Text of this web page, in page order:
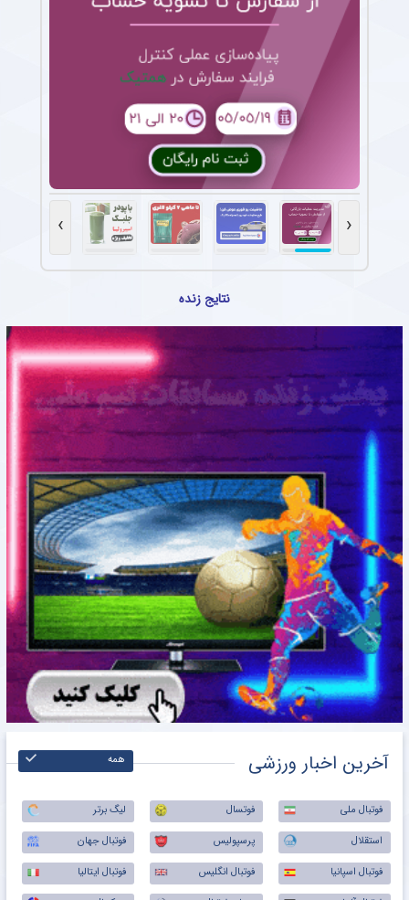
‹
›
نتایج زنده
آخرین اخبار ورزشی همه
فوتبال ملی فوتسال
لیگ برتر
استقلال
پرسپولیس
فوتبال جهان
فوتبال اسپانیا
فوتبال انگلیس
فوتبال ایتالیا